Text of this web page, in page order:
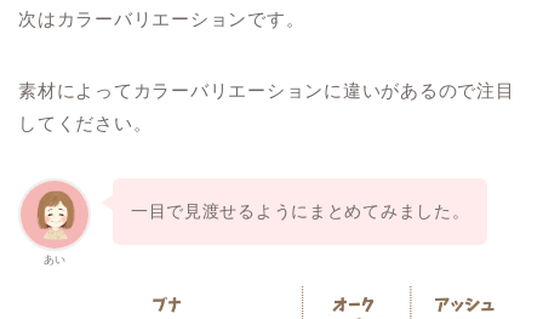
次はカラーバリエーションです。
素材によってカラーバリエーションに違いがあるので注目
してください。
あい
一目で見渡せるようにまとめてみました。